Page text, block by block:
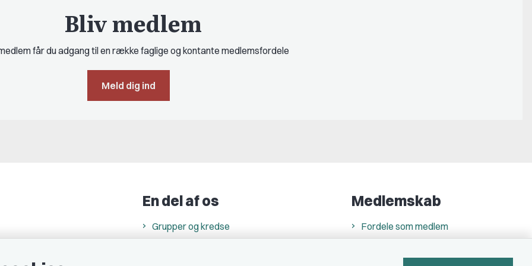
Bliv medlem
får du adgang til en række faglige og kontante medlemsfordele
Meld dig ind
En del af os
Grupper og kredse
Medlemskab
Fordele som medlem